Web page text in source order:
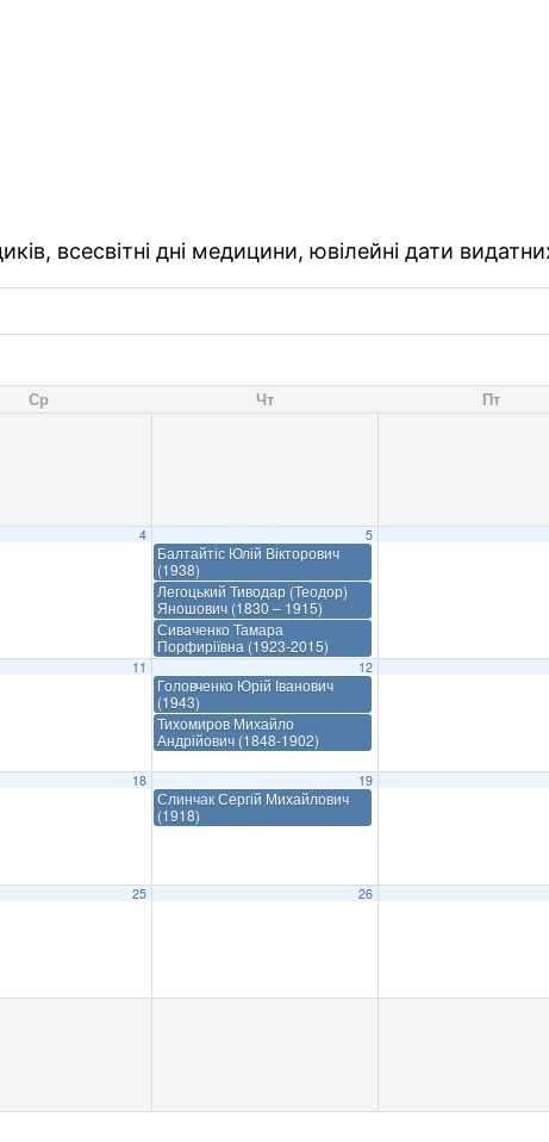
всесвітні дні медицини, ювілейні дати
Ср Чт Пт
4 5
Балтайтіс Юлій Вікторович
(1938)
Легоцький Тиводар (Теодор)
Яношович (1830 – 1915)
Сиваченко Тамара
Порфиріївна (1923-2015)
11 12
Головченко Юрій Іванович
(1943)
Тихомиров Михайло
Андрійович (1848-1902)
18 19
Слинчак Сергій Михайлович
(1918)
25 26